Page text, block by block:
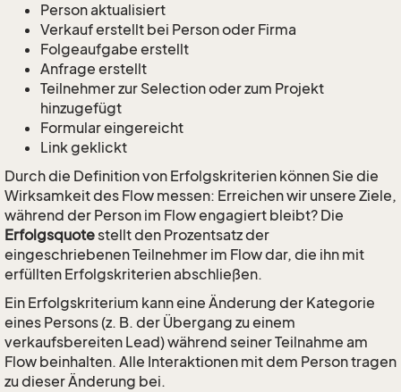
Person aktualisiert
Verkauf erstellt bei Person oder Firma
Folgeaufgabe erstellt
Anfrage erstellt
Teilnehmer zur Selection oder zum Projekt
hinzugefügt
Formular eingereicht
Link geklickt
Durch die Definition von Erfolgskriterien können Sie die
Wirksamkeit des Flow messen: Erreichen wir unsere Ziele,
während der Person im Flow engagiert bleibt? Die
Erfolgsquotestellt den Prozentsatz der
eingeschriebenen Teilnehmer im Flow dar, die ihn mit
erfüllten Erfolgskriterien abschließen.
Ein Erfolgskriterium kann eine Änderung der Kategorie
eines Persons (z. B. der Übergang zu einem
verkaufsbereiten Lead) während seiner Teilnahme am
Flow beinhalten. Alle Interaktionen mit dem Person tragen
zu dieser Änderung bei.